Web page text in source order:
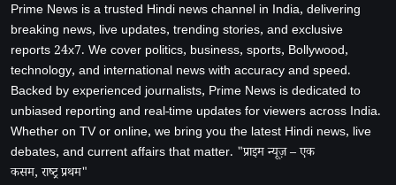
Prime News is a trusted Hindi news channel in India, delivering
breaking news, live updates, trending stories, and exclusive
reports 24x7. We cover politics, business, sports, Bollywood,
technology, and international news with accuracy and speed.
Backed by experienced journalists, Prime News is dedicated to
unbiased reporting and real-time updates for viewers across India.
Whether on TV or online, we bring you the latest Hindi news, live
debates, and current affairs that matter. "प्राइम न्यूज़ – एक
कसम, राष्ट्र प्रथम"